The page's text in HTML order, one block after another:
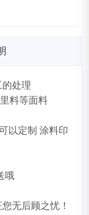
处理
料等面料
以定制 涂料印
哦
无后顾之忧！